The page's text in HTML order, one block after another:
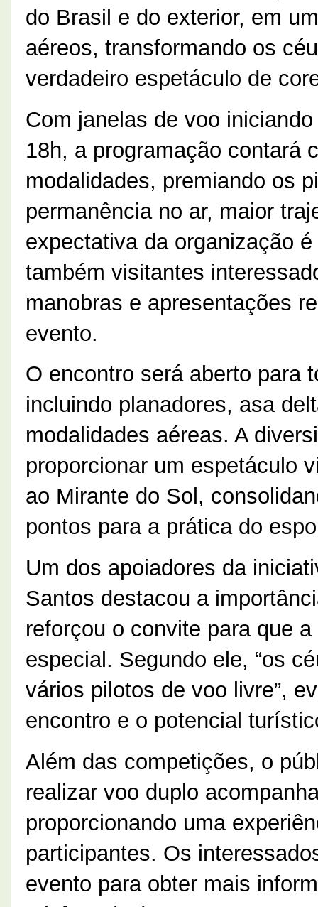
do Brasil e do exterior, em
aéreos, transformando os
verdadeiro espetáculo de
Com janelas de voo
18h, a programação contará
modalidades, premiando os
permanência no ar, maior
expectativa da organização
também visitantes
manobras e apresentações
evento.
O encontro será aberto para
incluindo planadores, asa
modalidades aéreas. A
proporcionar um espetáculo
ao Mirante do Sol,
pontos para a prática do
Um dos apoiadores da
Santos destacou a
reforçou o convite para que
especial. Segundo ele, “os
vários pilotos de voo livre”,
encontro e o potencial
Além das competições, o
realizar voo duplo
proporcionando uma
participantes. Os
evento para obter mais